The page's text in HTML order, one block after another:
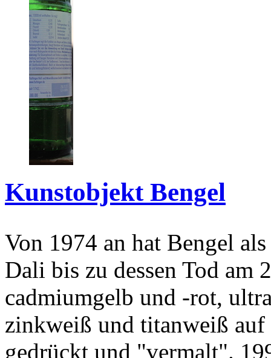
Kunstobjekt Bengel
Von 1974 an hat Bengel
Dali bis zu dessen Tod am
cadmiumgelb und -rot,
zinkweiß und titanweiß
gedrückt und "vermalt".